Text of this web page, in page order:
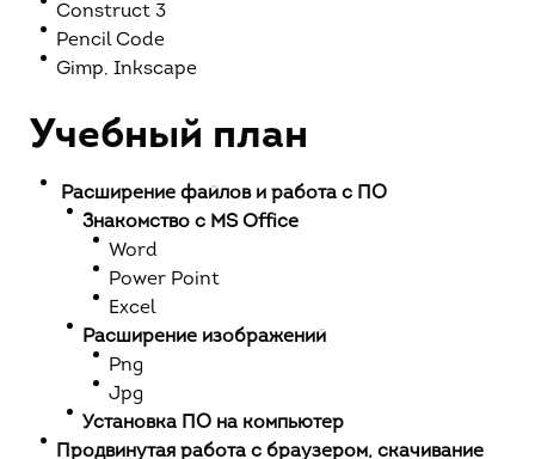
Construct 3
Pencil Code
Gimp, Inkscape
Учебный план
Расширение файлов и работа с ПО
Знакомство с MS Office
Word
Power Point
Excel
Расширение изображений
Png
Jpg
Установка ПО на компьютер
Продвинутая работа с браузером, скачивание